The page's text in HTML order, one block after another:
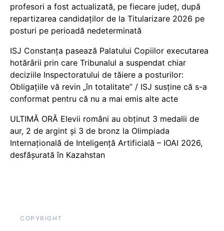
profesori a fost actualizată, pe fiecare județ, după
repartizarea candidaților de la Titularizare 2026 pe
posturi pe perioadă nedeterminată
ISJ Constanța pasează Palatului Copiilor executarea
hotărârii prin care Tribunalul a suspendat chiar
deciziile Inspectoratului de tăiere a posturilor:
Obligațiile vă revin „în totalitate” / ISJ susține că s-a
conformat pentru că nu a mai emis alte acte
ULTIMĂ ORĂ Elevii români au obținut 3 medalii de
aur, 2 de argint și 3 de bronz la Olimpiada
Internațională de Inteligență Artificială – IOAI 2026,
desfășurată în Kazahstan
COPYRIGHT